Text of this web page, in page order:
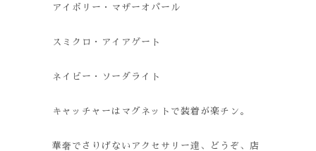
アイボリー・マザーオパール
スミクロ・アイアゲート
ネイビー・ソーダライト
キャッチャーはマグネットで装着が楽チン。
華奢でさりげないアクセサリー達、どうぞ、店